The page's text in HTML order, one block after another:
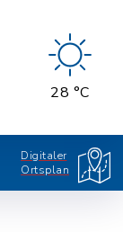
28 °C
Digitaler
Ortsplan